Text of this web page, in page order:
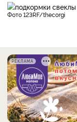
фото 123RF/thecorgi
РЕКЛАМА